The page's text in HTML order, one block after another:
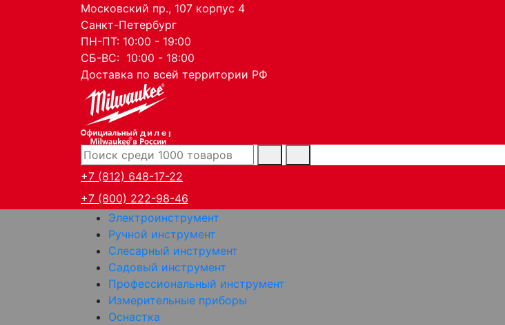
Московский пр., 107 корпус 4
Санкт-Петербург
ПН-ПТ: 10:00 - 19:00
СБ-ВС: 10:00 - 18:00
Доставка по всей территории РФ
дилер
+7 (812) 648-17-22
+7 (800) 222-98-46
Электроинструмент
Ручной инструмент
Слесарный инструмент
Садовый инструмент
Профессиональный инструмент
Измерительные приборы
Оснастка